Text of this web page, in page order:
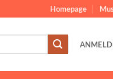
Homepage